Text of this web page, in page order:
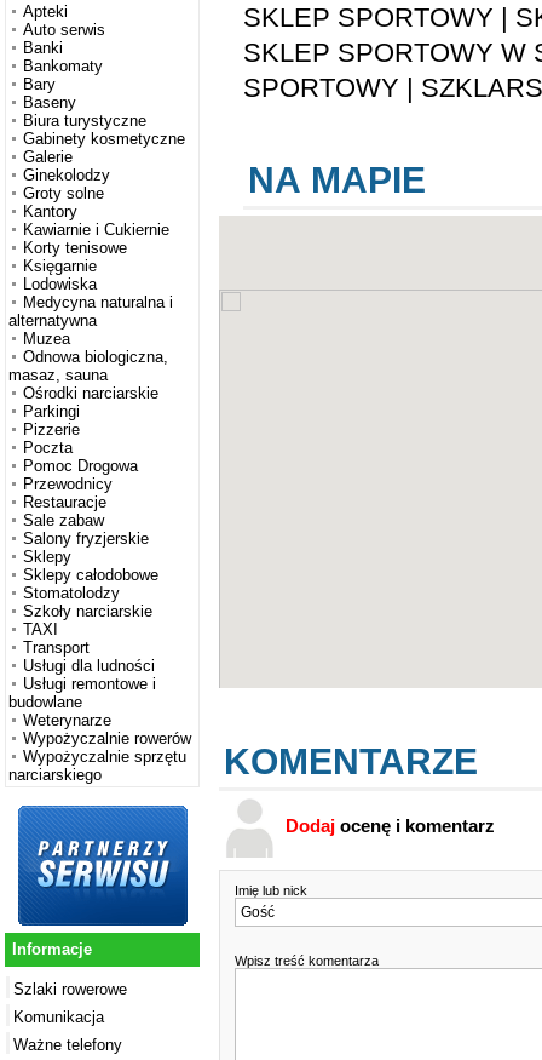
Apteki
Auto serwis
Banki
Bankomaty
Bary
Baseny
Biura turystyczne
Gabinety kosmetyczne
Galerie
Ginekolodzy
Groty solne
Kantory
Kawiarnie i Cukiernie
Korty tenisowe
Księgarnie
Lodowiska
Medycyna naturalna i
alternatywna
Muzea
Odnowa biologiczna,
masaz, sauna
Ośrodki narciarskie
Parkingi
Pizzerie
Poczta
Pomoc Drogowa
Przewodnicy
Restauracje
Sale zabaw
Salony fryzjerskie
Sklepy
Sklepy całodobowe
Stomatolodzy
Szkoły narciarskie
TAXI
Transport
Usługi dla ludności
Usługi remontowe i
budowlane
Weterynarze
Wypożyczalnie rowerów
Wypożyczalnie sprzętu
narciarskiego
Informacje
Szlaki rowerowe
Komunikacja
Ważne telefony
SKLEP SPORTOWY |
SKLEP SPORTOWY W
SPORTOWY |
NA MAPIE
KOMENTARZE
Dodaj ocenę i komentarz
Imię lub nick
Wpisz treść komentarza